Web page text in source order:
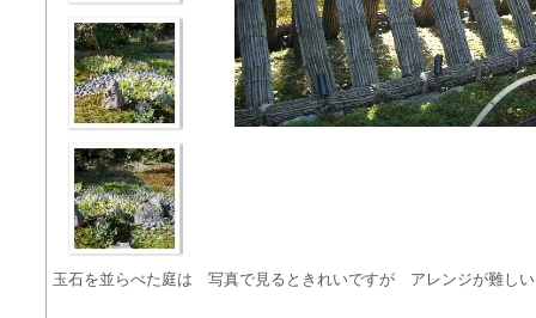
玉石を並らべた庭は 写真で見るときれいですが アレンジが難しい